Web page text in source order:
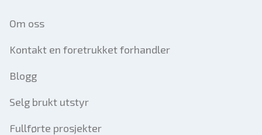
Om oss
Kontakt en foretrukket forhandler
Blogg
Selg brukt utstyr
Fullførte prosjekter